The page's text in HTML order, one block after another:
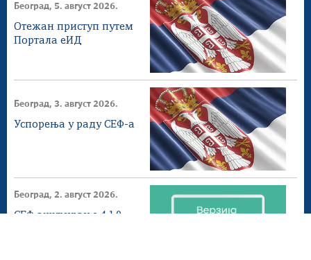
Београд, 5. август 2026.
Отежан приступ путем
Портала еИД
Београд, 3. август 2026.
Успорења у раду СЕФ-а
Београд, 2. август 2026.
СЕФ ажурирање 4.1.0